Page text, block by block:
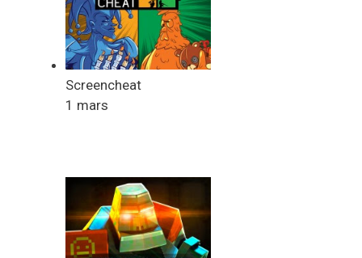
Screencheat
1 mars